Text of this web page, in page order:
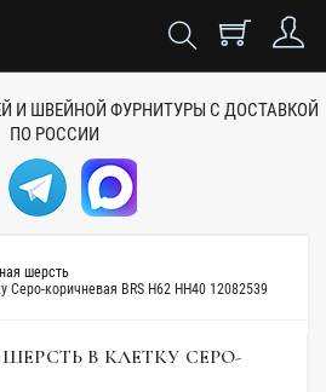
И ШВЕЙНОЙ ФУРНИТУРЫ С ДОСТАВКОЙ
ПО РОССИИ
шерсть
Серо-коричневая BRS H62 HH40 12082539
В КЛЕТКУ СЕРО-